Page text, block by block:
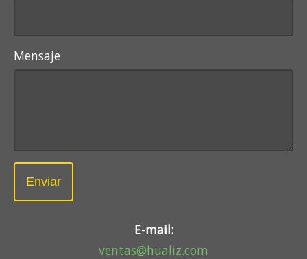
Mensaje
Enviar
E-mail:
ventas@hualiz.com